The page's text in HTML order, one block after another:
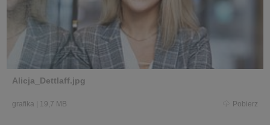
Alicja_Dettlaff.jpg
grafika | 19,7 MB Pobierz